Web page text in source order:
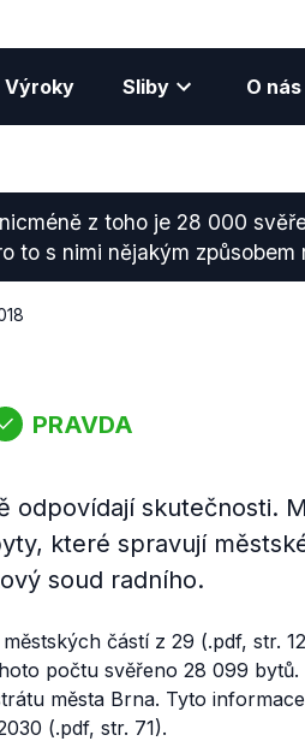
Výroky Sliby O nás
z toho je 28 000
to s nimi nějakým způsobem
PRAVDA
odpovídají skutečnosti.
které spravují
soud radního.
městských částí z 29 (.pdf, str.
počtu svěřeno 28 099
města Brna. Tyto
(.pdf, str. 71).